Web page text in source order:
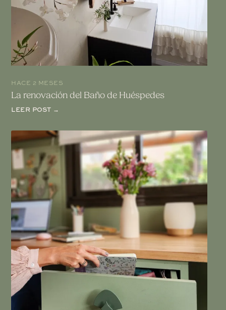
HACE 2 MESES
La renovación del Baño de Huéspedes
LEER POST →